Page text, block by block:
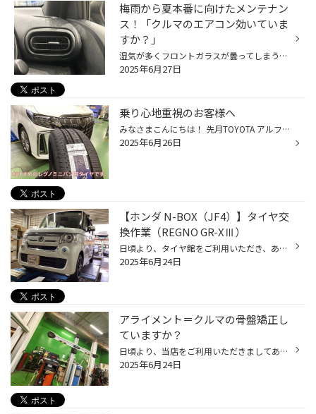
梅雨から夏本番に向けたメンテナン
ス！「クルマのエアコン効いていま
すか？」
湿気が多くフロントガラスが曇ってしまう梅雨時期、 また、気温が高く暑い日も増え、夏はもうすぐそこです！ 少しずつ、クルマのエアコンをつける機会も増えてきていると思いますので、 是非、夏本番を迎える前におクルマのエアコンのメンテナンスをおススメします！ 【より快適に♪今がおススメ！カ...
2025年6月27日
乗り心地重視のお客様へ
みなさまこんにちは！ 先月TOYOTA アルファードでタイヤ交換をおこないましたぁ！ そろそろタイヤ交換を考えてるんだけどどうかなぁ〜ってご来店頂きました。 今すぐ交換しないといけないレベルでは無かったですが 年内の交換が必要だったのと値上げ前という事も有り交換になりました。 お客様に普...
2025年6月26日
【ホンダ N-BOX（JF4）】タイヤ交
換作業（REGNO GR-XⅢ）
日頃より、タイヤ館をご利用いただき、ありがとうございます。 さて、当店と同じチェーン店の近隣タイヤ館店舗で作業いたしましたタイヤ交換作業をご紹介します。 （WEB掲載をご快諾いただきましたお客様！大変感謝しております。いつもご愛顧いただき誠にありがとうございます！！） おクルマ：ホ...
2025年6月24日
アライメント＝クルマの骨盤矯正し
ていますか？
日頃より、当店をご利用いただきましてありがとうございます。 本日は、アライメント測定・調整についてのご紹介です。 アライメントならコクピット・タイヤ館にお任せ！ 突然ですが、クルマの骨盤矯正と呼ばれる「アライメント測定・調整」をご存じでしょうか？ タイヤとホイールが取り付けられる...
2025年6月24日